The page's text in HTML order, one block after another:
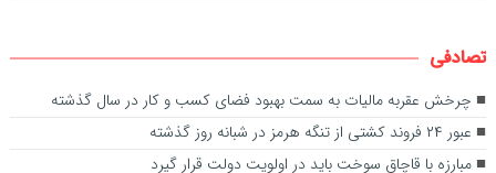
تصادفی
چرخش عقربه مالیات به سمت بهبود فضای کسب و کار در سال گذشته
عبور ۲۴ فروند کشتی از تنگه هرمز در شبانه روز گذشته
مبارزه با قاچاق سوخت باید در اولویت دولت قرار گیرد